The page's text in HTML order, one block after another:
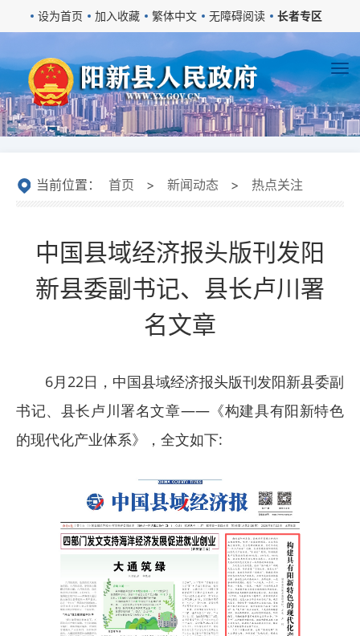
设为首页 加入收藏 繁体中文 无障碍阅读 长者专区
当前位置： 首页 > 新闻动态 > 热点关注
中国县域经济报头版刊发阳
新县委副书记、县长卢川署
名文章
6月22日，中国县域经济报头版刊发阳新县委副
书记、县长卢川署名文章——《构建具有阳新特色
的现代化产业体系》，全文如下: